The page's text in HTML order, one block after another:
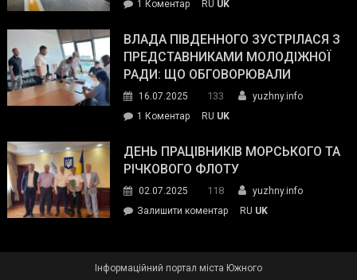
окупанти.
Маємо
діяти
команда
у
1 Коментардо
Південного
провів
інспекцію
укриття
RU UK
ВЛАДА ПІВДЕННОГО ЗУСТРІЛАСЯ З
ПРЕДСТАВНИКАМИ МОЛОДІЖНОЇ
РАДИ: ЩО ОБГОВОРЮВАЛИ
16.07.2025 133
yuzhny.info
1 Коментардо
Південного
зустрілася
представниками
молодіжної
обговорювали
RU UK
ДЕНЬ ПРАЦІВНИКІВ МОРСЬКОГО ТА
РІЧКОВОГО ФЛОТУ
02.07.2025 118
yuzhny.info
Залишити коментарon
RU UK
Інформаційний портал міста Южного